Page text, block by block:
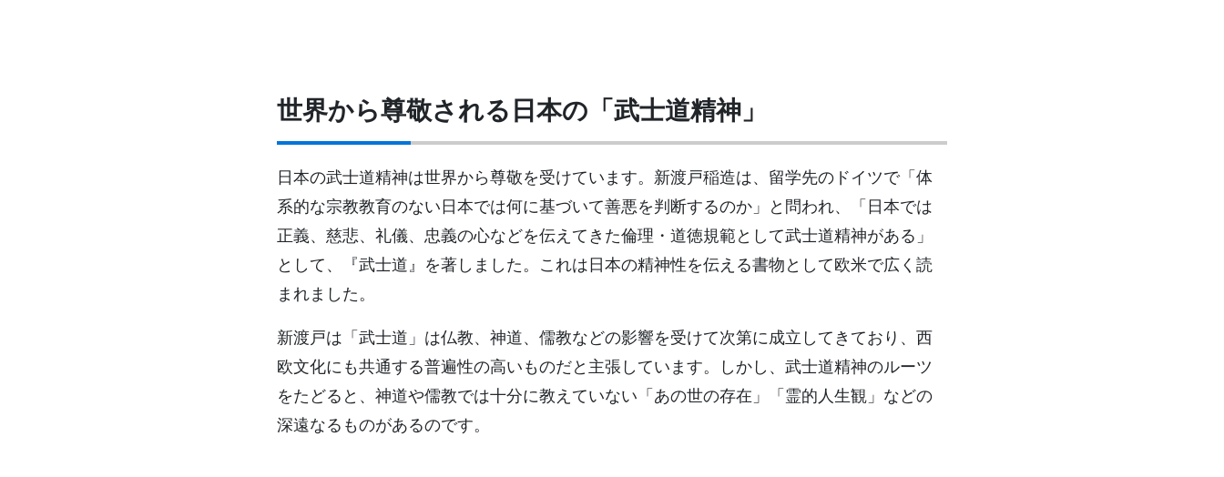
世界から尊敬される日本の 「武士道精神」
日本の武士道精神は世界から尊敬を受けています。新渡戸稲造は、留学先のドイツで「体
系的な宗教教育のない日本では何に基づいて善悪を判断するのか」と問われ、「日本では
正義、慈悲、礼儀、忠義の心などを伝えてきた倫理・道徳規範として武士道精神がある」
として、『武士道』を著しました。これは日本の精神性を伝える書物として欧米で広く読
まれました。
新渡戸は「武士道」は仏教、神道、儒教などの影響を受けて次第に成立してきており、西
欧文化にも共通する普遍性の高いものだと主張しています。しかし、武士道精神のルーツ
をたどると、神道や儒教では十分に教えていない「あの世の存在」「霊的人生観」などの
深遠なるものがあるのです。